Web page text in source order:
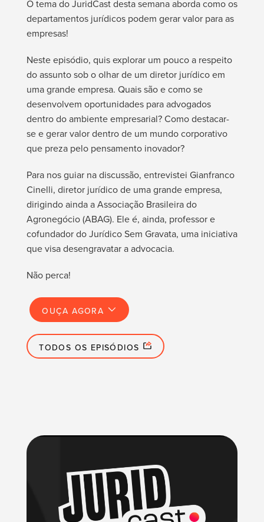
O tema do JuridCast desta semana aborda como os
departamentos jurídicos podem gerar valor para as
empresas!
Neste episódio, quis explorar um pouco a respeito
do assunto sob o olhar de um diretor jurídico em
uma grande empresa. Quais são e como se
desenvolvem oportunidades para advogados
dentro do ambiente empresarial? Como destacar-
se e gerar valor dentro de um mundo corporativo
que preza pelo pensamento inovador?
Para nos guiar na discussão, entrevistei Gianfranco
Cinelli, diretor jurídico de uma grande empresa,
dirigindo ainda a Associação Brasileira do
Agronegócio (ABAG). Ele é, ainda, professor e
cofundador do Jurídico Sem Gravata, uma iniciativa
que visa desengravatar a advocacia.
Não perca!
OUÇA AGORA
TODOS OS EPISÓDIOS